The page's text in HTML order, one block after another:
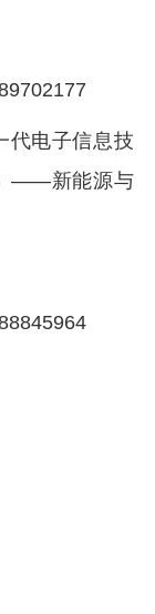
代电子信息技
——新能源与